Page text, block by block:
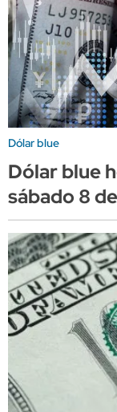
Dólar blue
Dólar blue
sábado 8